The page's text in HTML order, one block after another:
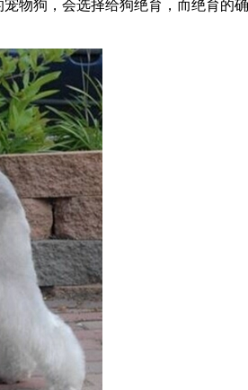
物狗，会选择给狗绝育，而绝育的